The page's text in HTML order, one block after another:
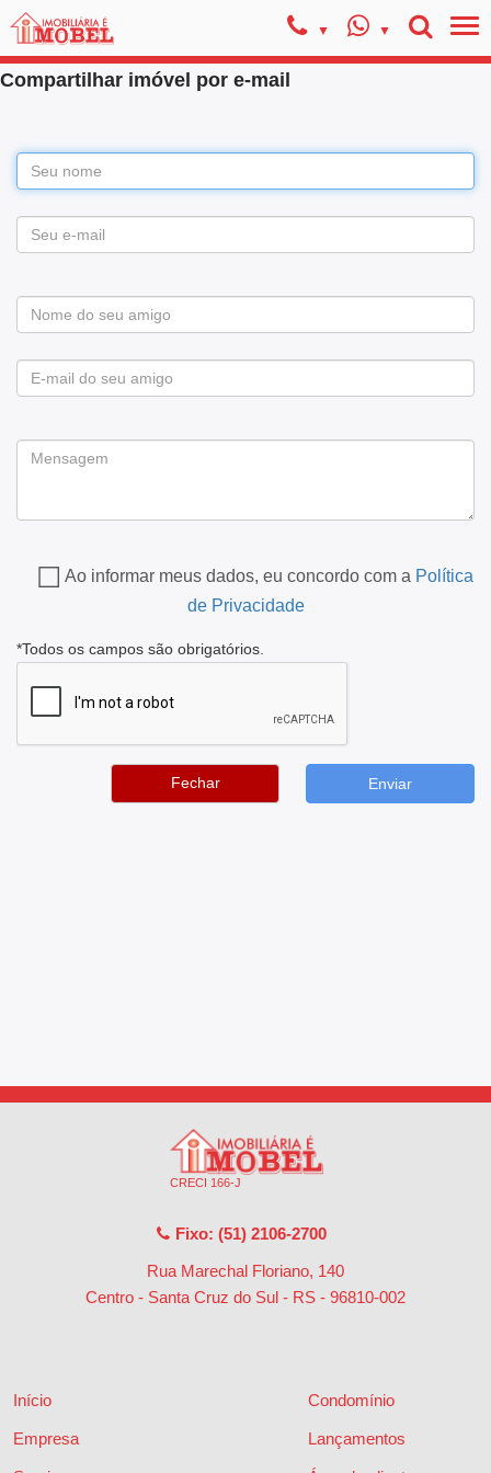
Compartilhar imóvel por e-mail
Ao informar meus dados, eu concordo com a Política
de Privacidade
*Todos os campos são obrigatórios.
Fechar
CRECI 166-J
Fixo: (51) 2106-2700
Rua Marechal Floriano, 140
Centro - Santa Cruz do Sul - RS - 96810-002
Início
Empresa
Condomínio
Lançamentos